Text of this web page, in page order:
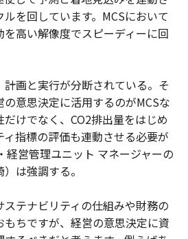
を回しています。MCSにおいて
高い解像度でスピーディーに回
画と実行が分断されている。そ
意思決定に活用するのがMCSな
けでなく、CO2排出量をはじめ
ィ指標の評価も連動させる必要が
経営管理ユニット マネージャーの
は強調する。
ステナビリティの仕組みや財務の
ちですが、経営の意思決定に資